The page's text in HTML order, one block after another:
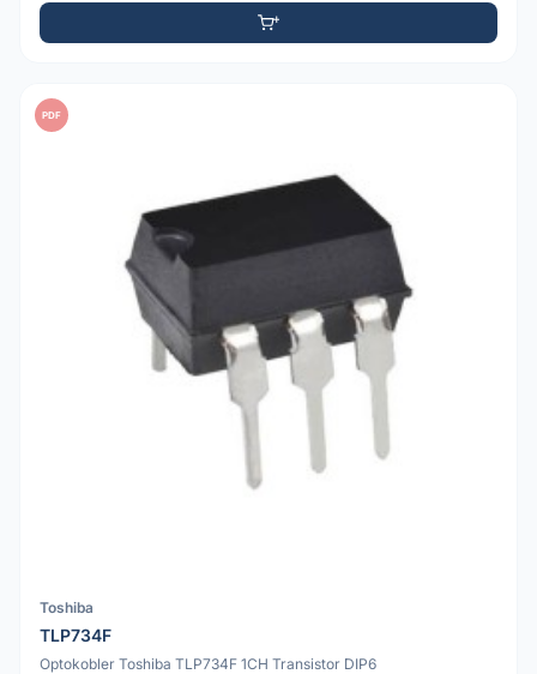
PDF
Toshiba
TLP734F
Optokobler Toshiba TLP734F 1CH Transistor DIP6